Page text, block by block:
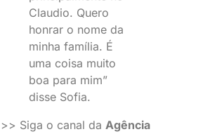
Claudio. Quero
honrar o nome da
minha família. É
uma coisa muito
boa para mim”
disse Sofia.
>> Siga o canal da Agência